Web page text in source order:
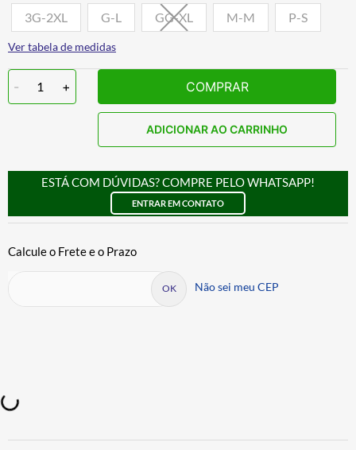
3G-2XL G-L GG-XL M-M P-S
Ver tabela de medidas
- 1 + COMPRAR
ADICIONAR AO CARRINHO
ESTÁ COM DÚVIDAS? COMPRE PELO WHATSAPP!
ENTRAR EM CONTATO
Não sei meu CEP